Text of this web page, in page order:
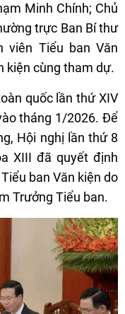
Minh Chính; Chủ
trực Ban Bí thư
viên Tiểu ban Văn
kiện cùng tham dự.
quốc lần thứ XIV
tháng 1/2026. Để
Hội nghị lần thứ 8
XIII đã quyết định
ban Văn kiện do
Trưởng Tiểu ban.